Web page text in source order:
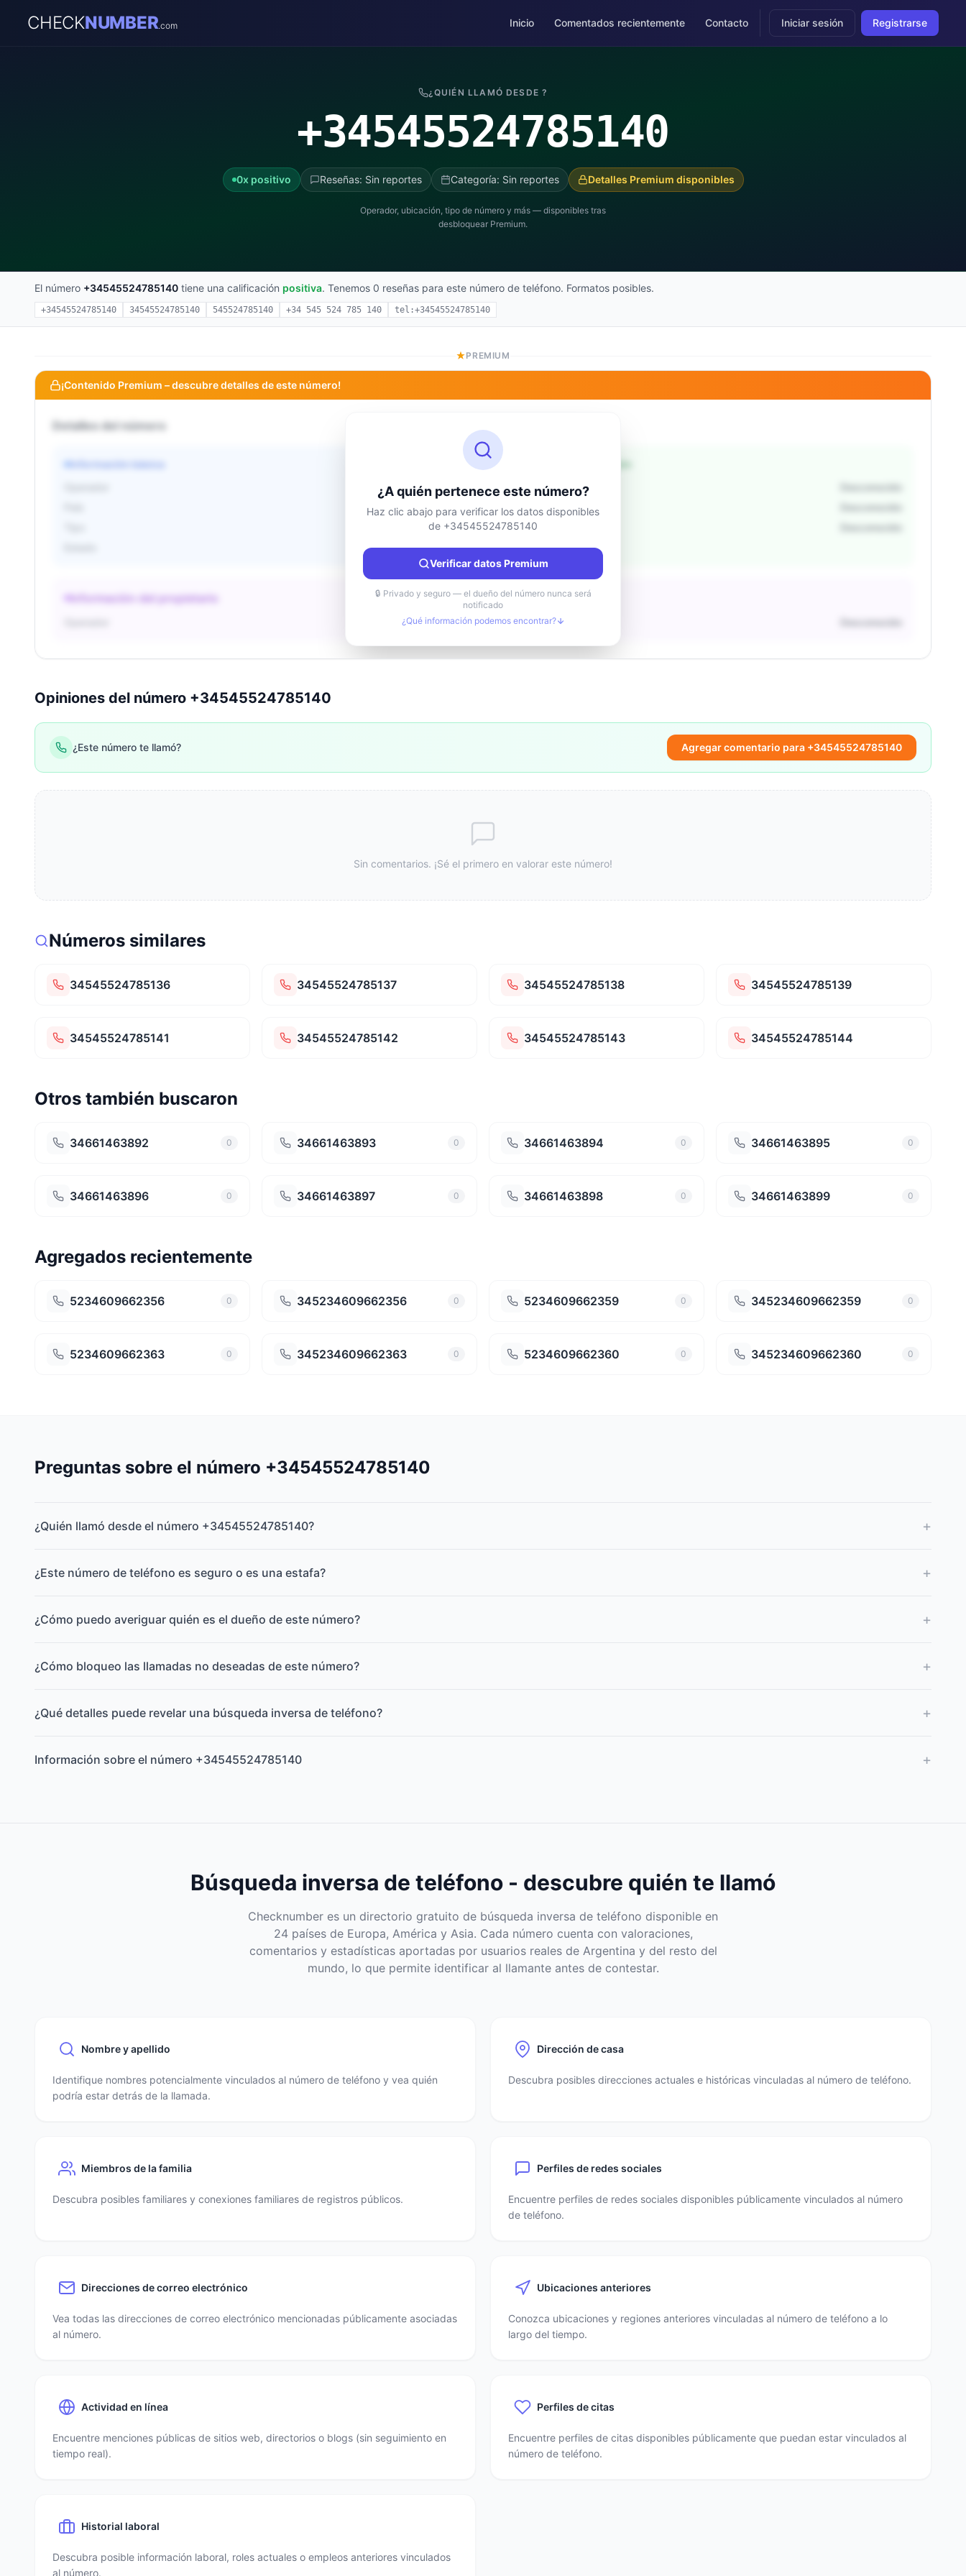
CHECKNUMBER.com Inicio Comentados recientemente Contacto Iniciar sesión Registrarse
¿QUIÉN LLAMÓ DESDE ?
+34545524785140
0x positivo Reseñas: Sin reportes Categoría: Sin reportes Detalles Premium disponibles
Operador, ubicación, tipo de número y más — disponibles tras
desbloquear Premium.
El número +34545524785140 tiene una calificación positiva. Tenemos 0 reseñas para este número de teléfono. Formatos posibles.
+34545524785140 34545524785140 545524785140 +34 545 524 785 140 tel:+34545524785140
PREMIUM
¡Contenido Premium – descubre detalles de este número!
Detalles del número
Información básica
Desconocido
Desconocido
Desconocido
Desconocido
País
Ciudad
Región
Información del propietario
Desconocido Tipo
¿A quién pertenece este número?
Haz clic abajo para verificar los datos disponibles
de +34545524785140
Verificar datos Premium
🔒 Privado y seguro — el dueño del número nunca será
notificado
¿Qué información podemos encontrar?
Opiniones del número +34545524785140
¿Este número te llamó? Agregar comentario para +34545524785140
Sin comentarios. ¡Sé el primero en valorar este número!
Números similares
34545524785136 34545524785137 34545524785138 34545524785139
34545524785141 34545524785142 34545524785143 34545524785144
Otros también buscaron
34661463892 0 34661463893 0 34661463894 0 34661463895 0
34661463896 0 34661463897 0 34661463898 0 34661463899 0
Agregados recientemente
5234609662356 0 345234609662356 0 5234609662359 0 345234609662359 0
5234609662363 0 345234609662363 0 5234609662360 0 345234609662360 0
Preguntas sobre el número +34545524785140
¿Quién llamó desde el número +34545524785140? +
¿Este número de teléfono es seguro o es una estafa? +
¿Cómo puedo averiguar quién es el dueño de este número? +
¿Cómo bloqueo las llamadas no deseadas de este número? +
¿Qué detalles puede revelar una búsqueda inversa de teléfono? +
Información sobre el número +34545524785140 +
Búsqueda inversa de teléfono - descubre quién te llamó
Checknumber es un directorio gratuito de búsqueda inversa de teléfono disponible en
24 países de Europa, América y Asia. Cada número cuenta con valoraciones,
comentarios y estadísticas aportadas por usuarios reales de Argentina y del resto del
mundo, lo que permite identificar al llamante antes de contestar.
Nombre y apellido
Identifique nombres potencialmente vinculados al número de teléfono y vea quién
podría estar detrás de la llamada.
Dirección de casa
Descubra posibles direcciones actuales e históricas vinculadas al número de teléfono.
Miembros de la familia
Descubra posibles familiares y conexiones familiares de registros públicos.
Perfiles de redes sociales
Encuentre perfiles de redes sociales disponibles públicamente vinculados al número
de teléfono.
Direcciones de correo electrónico
Vea todas las direcciones de correo electrónico mencionadas públicamente asociadas
al número.
Ubicaciones anteriores
Conozca ubicaciones y regiones anteriores vinculadas al número de teléfono a lo
largo del tiempo.
Actividad en línea
Encuentre menciones públicas de sitios web, directorios o blogs (sin seguimiento en
tiempo real).
Perfiles de citas
Encuentre perfiles de citas disponibles públicamente que puedan estar vinculados al
número de teléfono.
Historial laboral
Descubra posible información laboral, roles actuales o empleos anteriores vinculados
al número.